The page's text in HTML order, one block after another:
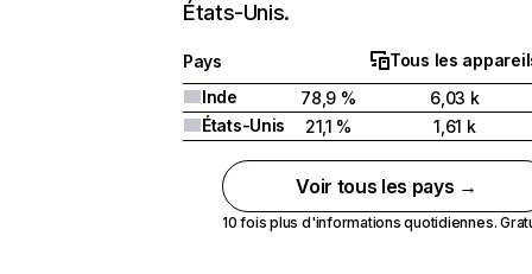
États-Unis.
Pays
Tous les
Inde
78,9 %
6,03 k
États-Unis
21,1 % 1,61 k
Voir tous les pays →
10 fois plus d'informations quotidiennes.